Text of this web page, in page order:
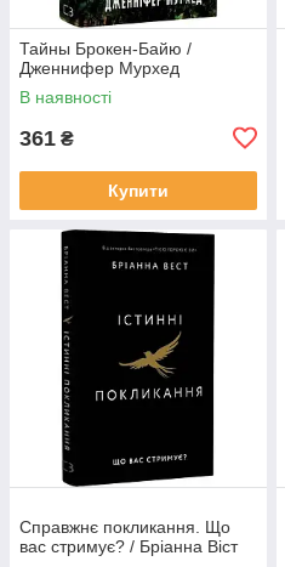
Тайны Брокен-Байю /
Дженнифер Мурхед
В наявності
361 ₴
Купити
Справжнє покликання. Що
вас стримує? / Бріанна Віст